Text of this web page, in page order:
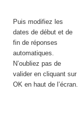
Puis modifiez les
dates de début et de
fin de réponses
automatiques.
N’oubliez pas de
valider en cliquant sur
OK en haut de l’écran.